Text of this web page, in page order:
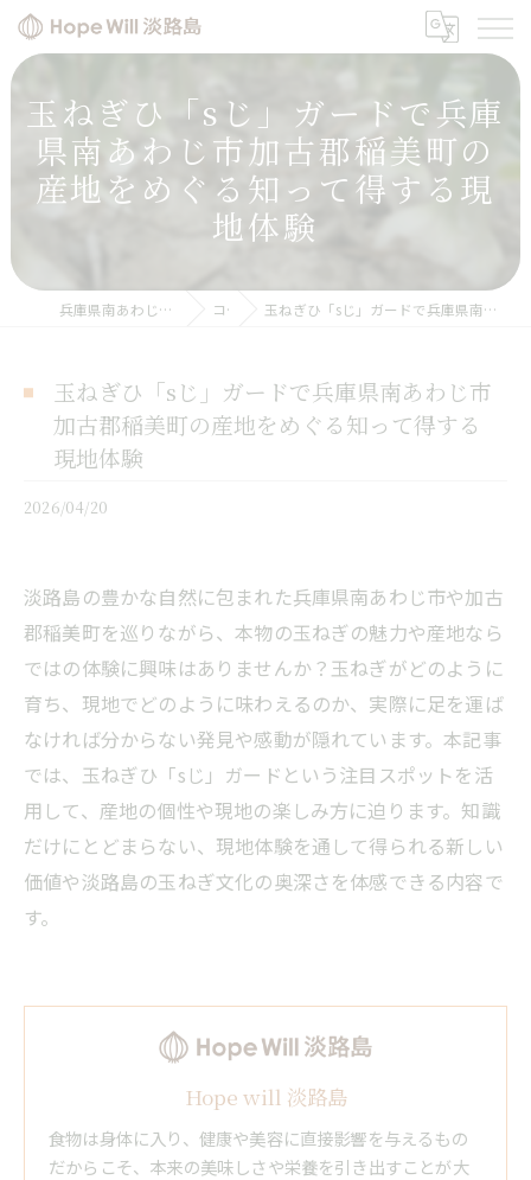
玉ねぎひ「sじ」ガードで兵庫
県南あわじ市加古郡稲美町の
産地をめぐる知って得する現
地体験
兵庫県南あわじの玉ねぎならHope will 淡路島 コラム 玉ねぎひ「sじ」ガードで兵庫県南あわじ市加古郡稲美町の産地をめぐる知って得する現地体験
玉ねぎひ「sじ」ガードで兵庫県南あわじ市
加古郡稲美町の産地をめぐる知って得する
現地体験
2026/04/20
淡路島の豊かな自然に包まれた兵庫県南あわじ市や加古
郡稲美町を巡りながら、本物の玉ねぎの魅力や産地なら
ではの体験に興味はありませんか？玉ねぎがどのように
育ち、現地でどのように味わえるのか、実際に足を運ば
なければ分からない発見や感動が隠れています。本記事
では、玉ねぎひ「sじ」ガードという注目スポットを活
用して、産地の個性や現地の楽しみ方に迫ります。知識
だけにとどまらない、現地体験を通して得られる新しい
価値や淡路島の玉ねぎ文化の奥深さを体感できる内容で
す。
Hope will 淡路島
食物は身体に入り、健康や美容に直接影響を与えるもの
だからこそ、本来の美味しさや栄養を引き出すことが大